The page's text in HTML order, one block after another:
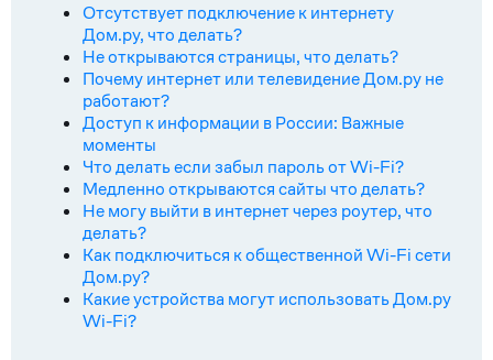
Отсутствует подключение к интернету
Дом.ру, что делать?
Не открываются страницы, что делать?
Почему интернет или телевидение Дом.ру не
работают?
Доступ к информации в России: Важные
моменты
Что делать если забыл пароль от Wi-Fi?
Медленно открываются сайты что делать?
Не могу выйти в интернет через роутер, что
делать?
Как подключиться к общественной Wi-Fi сети
Дом.ру?
Какие устройства могут использовать Дом.ру
Wi-Fi?